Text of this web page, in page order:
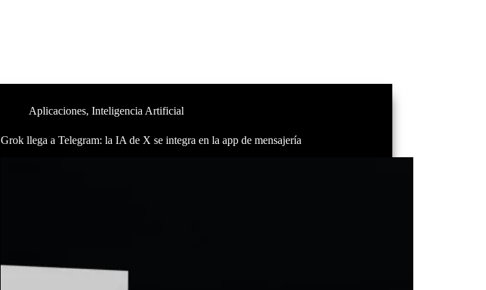
Aplicaciones, Inteligencia Artificial
Grok llega a Telegram: la IA de X se integra en la app de mensajería